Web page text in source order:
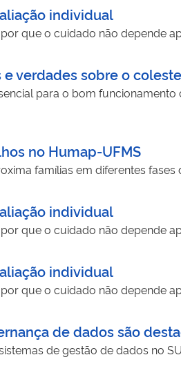
individual
que o cuidado não depende
verdades sobre o
para o bom
no Humap-UFMS
famílias em diferentes fases
individual
que o cuidado não depende
individual
que o cuidado não depende
de dados são
de gestão de dados no